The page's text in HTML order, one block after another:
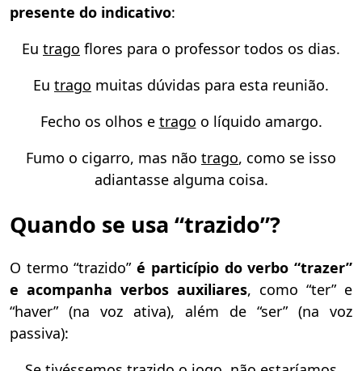
presente do indicativo:
Eu trago flores para o professor todos os dias.
Eu trago muitas dúvidas para esta reunião.
Fecho os olhos e trago o líquido amargo.
Fumo o cigarro, mas não trago, como se isso
adiantasse alguma coisa.
Quando se usa “trazido”?
O termo “trazido”é particípio do verbo “trazer”
e acompanha verbos auxiliares, como “ter” e
“haver” (na voz ativa), além de “ser” (na voz
passiva):